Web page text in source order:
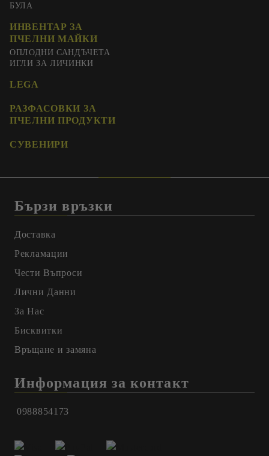
БУЛА
ИНВЕНТАР ЗА
ПЧЕЛНИ МАЙКИ
ОПЛОДНИ САНДЪЧЕТА
ИГЛИ ЗА ЛИЧИНКИ
LEGA
РАЗФАСОВКИ ЗА
ПЧЕЛНИ ПРОДУКТИ
СУВЕНИРИ
Бързи връзки
Доставка
Рекламации
Чести Въпроси
Лични Данни
За Нас
Бисквитки
Връщане и замяна
Информация за контакт
0988854173